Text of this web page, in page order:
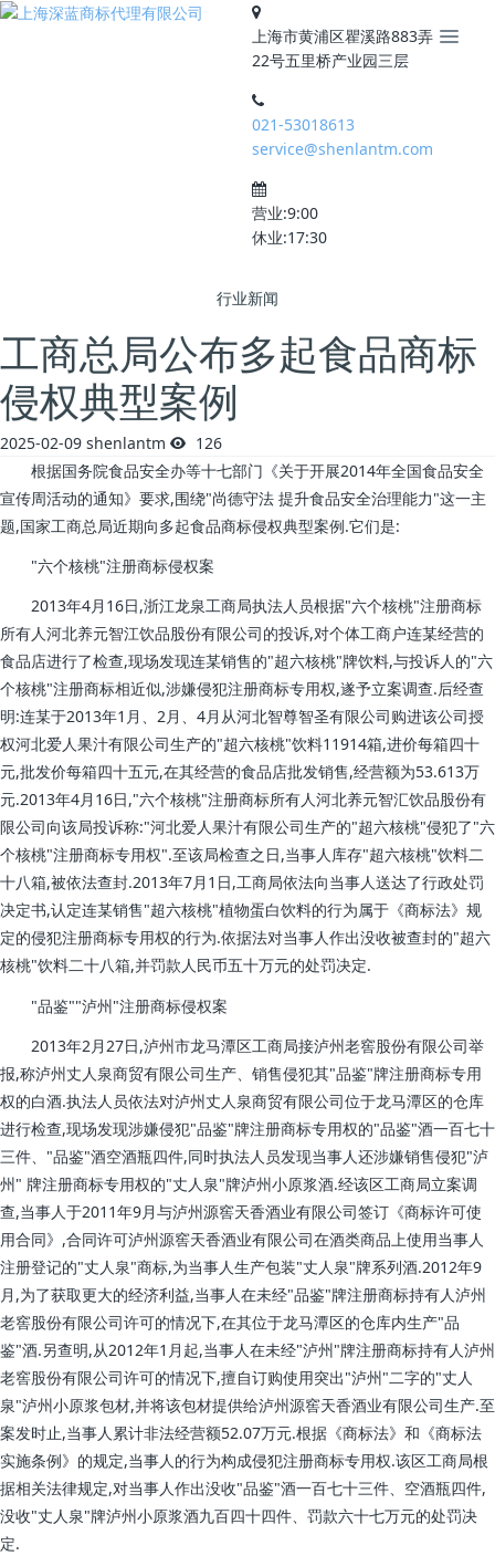
上海市黄浦区瞿溪路883弄
22号五里桥产业园三层
021-53018613
service@shenlantm.com
营业:9:00
休业:17:30
行业新闻
工商总局公布多起食品商标
侵权典型案例
2025-02-09 shenlantm
126
根据国务院食品安全办等十七部门《关于开展2014年全国食品安全
宣传周活动的通知》要求,围绕"尚德守法 提升食品安全治理能力"这一主
题,国家工商总局近期向多起食品商标侵权典型案例.它们是:
"六个核桃"注册商标侵权案
2013年4月16日,浙江龙泉工商局执法人员根据"六个核桃"注册商标
所有人河北养元智江饮品股份有限公司的投诉,对个体工商户连某经营的
食品店进行了检查,现场发现连某销售的"超六核桃"牌饮料,与投诉人的"六
个核桃"注册商标相近似,涉嫌侵犯注册商标专用权,遂予立案调查.后经查
明:连某于2013年1月、2月、4月从河北智尊智圣有限公司购进该公司授
权河北爱人果汁有限公司生产的"超六核桃"饮料11914箱,进价每箱四十
元,批发价每箱四十五元,在其经营的食品店批发销售,经营额为53.613万
元.2013年4月16日,"六个核桃"注册商标所有人河北养元智汇饮品股份有
限公司向该局投诉称:"河北爱人果汁有限公司生产的"超六核桃"侵犯了"六
个核桃"注册商标专用权".至该局检查之日,当事人库存"超六核桃"饮料二
十八箱,被依法查封.2013年7月1日,工商局依法向当事人送达了行政处罚
决定书,认定连某销售"超六核桃"植物蛋白饮料的行为属于《商标法》规
定的侵犯注册商标专用权的行为.依据法对当事人作出没收被查封的"超六
核桃"饮料二十八箱,并罚款人民币五十万元的处罚决定.
"品鉴""泸州"注册商标侵权案
2013年2月27日,泸州市龙马潭区工商局接泸州老窖股份有限公司举
报,称泸州丈人泉商贸有限公司生产、销售侵犯其"品鉴"牌注册商标专用
权的白酒.执法人员依法对泸州丈人泉商贸有限公司位于龙马潭区的仓库
进行检查,现场发现涉嫌侵犯"品鉴"牌注册商标专用权的"品鉴"酒一百七十
三件、"品鉴"酒空酒瓶四件,同时执法人员发现当事人还涉嫌销售侵犯"泸
州" 牌注册商标专用权的"丈人泉"牌泸州小原浆酒.经该区工商局立案调
查,当事人于2011年9月与泸州源窖天香酒业有限公司签订《商标许可使
用合同》,合同许可泸州源窖天香酒业有限公司在酒类商品上使用当事人
注册登记的"丈人泉"商标,为当事人生产包装"丈人泉"牌系列酒.2012年9
月,为了获取更大的经济利益,当事人在未经"品鉴"牌注册商标持有人泸州
老窖股份有限公司许可的情况下,在其位于龙马潭区的仓库内生产"品
鉴"酒.另查明,从2012年1月起,当事人在未经"泸州"牌注册商标持有人泸州
老窖股份有限公司许可的情况下,擅自订购使用突出"泸州"二字的"丈人
泉"泸州小原浆包材,并将该包材提供给泸州源窖天香酒业有限公司生产.至
案发时止,当事人累计非法经营额52.07万元.根据《商标法》和《商标法
实施条例》的规定,当事人的行为构成侵犯注册商标专用权.该区工商局根
据相关法律规定,对当事人作出没收"品鉴"酒一百七十三件、空酒瓶四件,
没收"丈人泉"牌泸州小原浆酒九百四十四件、罚款六十七万元的处罚决
定.